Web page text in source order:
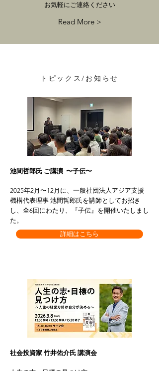
お気軽にご連絡ください
Read More >
トピックス/お知らせ
池間哲郎氏 ご講演 〜子伝〜
2025年2月〜12月に、一般社団法人アジア支援
機構代表理事 池間哲郎氏を講師としてお招き
し、全6回にわたり、『子伝』を開催いたしまし
た。
詳細はこちら
社会投資家 竹井佑介氏 講演会